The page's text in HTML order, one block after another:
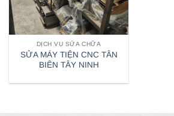
DỊCH VỤ SỬA CHỮA
SỬA MÁY TIỆN CNC TÂN
BIÊN TÂY NINH